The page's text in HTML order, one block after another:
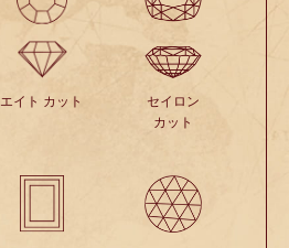
エイト カット
セイロン
カット